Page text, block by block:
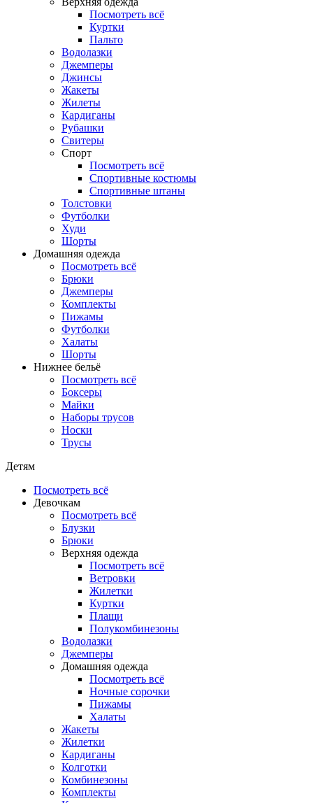
Посмотреть всё
Куртки
Пальто
Водолазки
Джемперы
Джинсы
Жакеты
Жилеты
Кардиганы
Рубашки
Свитеры
Спорт
Посмотреть всё
Спортивные костюмы
Спортивные штаны
Толстовки
Футболки
Худи
Шорты
Домашняя одежда
Посмотреть всё
Брюки
Джемперы
Комплекты
Пижамы
Футболки
Халаты
Шорты
Нижнее бельё
Посмотреть всё
Боксеры
Майки
Наборы трусов
Носки
Трусы
Детям
Посмотреть всё
Девочкам
Посмотреть всё
Блузки
Брюки
Верхняя одежда
Посмотреть всё
Ветровки
Жилетки
Куртки
Плащи
Полукомбинезоны
Водолазки
Джемперы
Домашняя одежда
Посмотреть всё
Ночные сорочки
Пижамы
Халаты
Жакеты
Жилетки
Кардиганы
Колготки
Комбинезоны
Комплекты